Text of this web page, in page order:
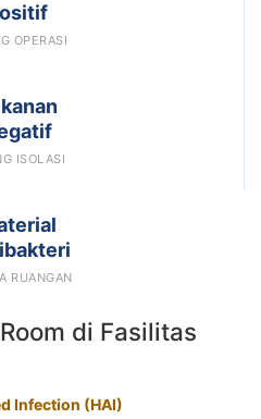
OPERASI
ISOLASI
RUANGAN
di Fasilitas
Infection (HAI)